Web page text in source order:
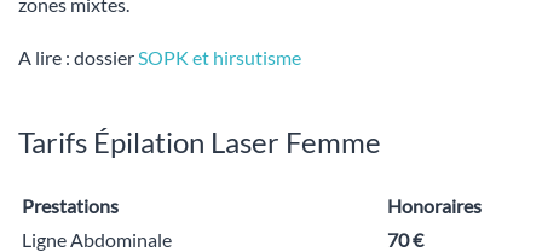
A lire : dossierSOPK et hirsutisme
Tarifs Épilation Laser Femme
Prestations
Honoraires
Ligne Abdominale
70 €